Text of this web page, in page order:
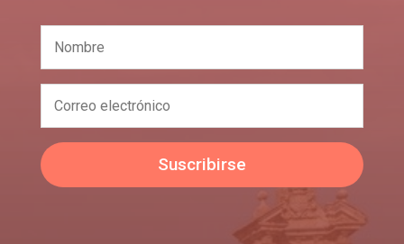
Suscribirse